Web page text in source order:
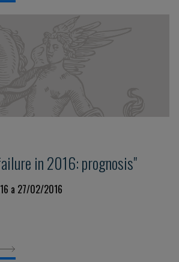
in 2016: prognosis"
a 27/02/2016